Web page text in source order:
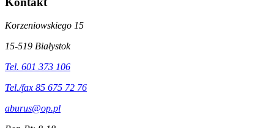
Korzeniowskiego 15
15-519 Białystok
Tel. 601 373 106
Tel./fax 85 675 72 76
aburus@op.pl